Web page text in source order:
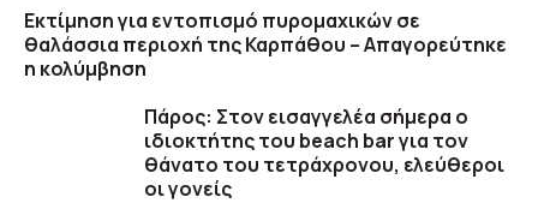
Εκτίμηση για εντοπισμό πυρομαχικών σε
θαλάσσια περιοχή της Καρπάθου – Απαγορεύτηκε
η κολύμβηση
Πάρος: Στον εισαγγελέα σήμερα ο
ιδιοκτήτης του beach bar για τον
θάνατο του τετράχρονου, ελεύθεροι
οι γονείς